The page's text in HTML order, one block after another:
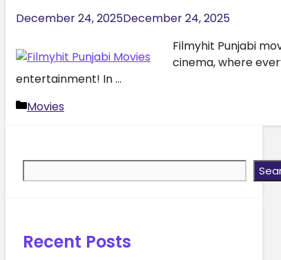
December 24, 2025December 24, 2025
Filmyhit Punjabi
cinema, where
entertainment! In …
Categories
Movies
Recent Posts